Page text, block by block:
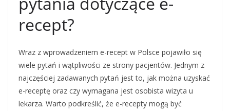
recept?
Wraz z wprowadzeniem e-recept w Polsce pojawiło się
wiele pytań i wątpliwości ze strony pacjentów. Jednym z
najczęściej zadawanych pytań jest to, jak można uzyskać
e-receptę oraz czy wymagana jest osobista wizyta u
lekarza. Warto podkreślić, że e-recepty mogą być